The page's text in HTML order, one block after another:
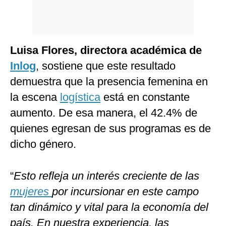
Luisa Flores, directora académica de
Inlog, sostiene que este resultado
demuestra que la presencia femenina en
la escena logísticaestá en constante
aumento. De esa manera, el 42.4% de
quienes egresan de sus programas es de
dicho género.
“Esto refleja un interés creciente de las
mujeres por incursionar en este campo
tan dinámico y vital para la economía del
país. En nuestra experiencia, las